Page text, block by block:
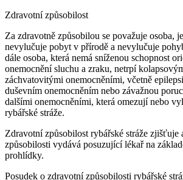
Zdravotní způsobilost
Za zdravotně způsobilou se považuje osoba,
nevylučuje pobyt v přírodě a nevylučuje
dále osoba, která nemá sníženou schopnost
onemocnění sluchu a zraku, netrpí
záchvatovitými onemocněními, včetně
duševním onemocněním nebo závažnou
dalšími onemocněními, která omezují nebo
rybářské stráže.
Zdravotní způsobilost rybářské stráže zjišťuje
způsobilosti vydává posuzující lékař na
prohlídky.
Posudek o zdravotní způsobilosti rybářské